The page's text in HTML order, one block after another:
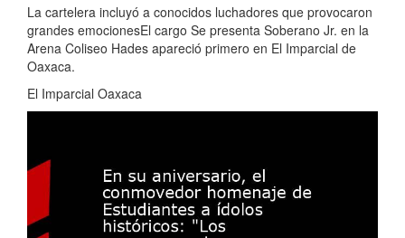
La cartelera incluyó a conocidos luchadores que provocaron
grandes emocionesEl cargo Se presenta Soberano Jr. en la
Arena Coliseo Hades apareció primero en El Imparcial de
Oaxaca.
El Imparcial Oaxaca